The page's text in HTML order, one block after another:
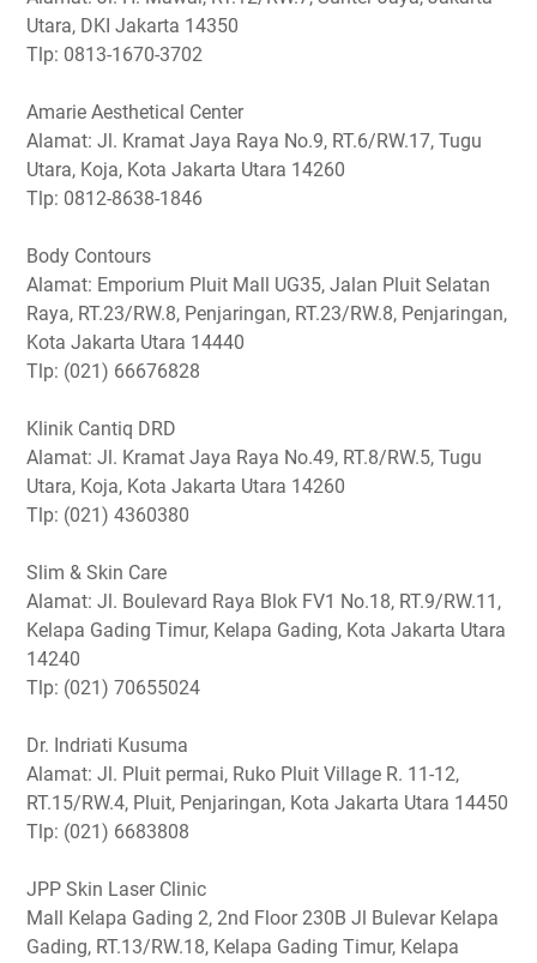
Utara, DKI Jakarta 14350
Tlp: 0813-1670-3702
Amarie Aesthetical Center
Alamat: Jl. Kramat Jaya Raya No.9, RT.6/RW.17, Tugu
Utara, Koja, Kota Jakarta Utara 14260
Tlp: 0812-8638-1846
Body Contours
Alamat: Emporium Pluit Mall UG35, Jalan Pluit Selatan
Raya, RT.23/RW.8, Penjaringan, RT.23/RW.8, Penjaringan,
Kota Jakarta Utara 14440
Tlp: (021) 66676828
Klinik Cantiq DRD
Alamat: Jl. Kramat Jaya Raya No.49, RT.8/RW.5, Tugu
Utara, Koja, Kota Jakarta Utara 14260
Tlp: (021) 4360380
Slim & Skin Care
Alamat: Jl. Boulevard Raya Blok FV1 No.18, RT.9/RW.11,
Kelapa Gading Timur, Kelapa Gading, Kota Jakarta Utara
14240
Tlp: (021) 70655024
Dr. Indriati Kusuma
Alamat: Jl. Pluit permai, Ruko Pluit Village R. 11-12,
RT.15/RW.4, Pluit, Penjaringan, Kota Jakarta Utara 14450
Tlp: (021) 6683808
JPP Skin Laser Clinic
Mall Kelapa Gading 2, 2nd Floor 230B Jl Bulevar Kelapa
Gading, RT.13/RW.18, Kelapa Gading Timur, Kelapa